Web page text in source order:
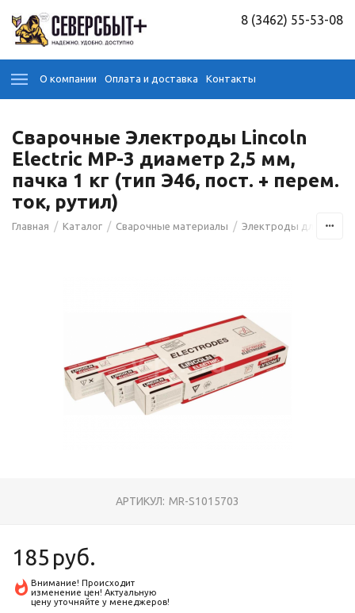
8 (3462) 55-53-08
О компании Оплата и доставка Контакты
Сварочные Электроды Lincoln
Electric МР-3 диаметр 2,5 мм,
пачка 1 кг (тип Э46, пост. + перем.
ток, рутил)
Главная / Каталог / Сварочные материалы / Электроды для сварки
АРТИКУЛ: MR-S1015703
185 руб.
Внимание! Происходит
изменение цен! Актуальную
цену уточняйте у менеджеров!